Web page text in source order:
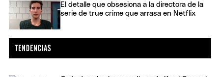
El detalle que obsesiona a la directora de la
serie de true crime que arrasa en Netflix